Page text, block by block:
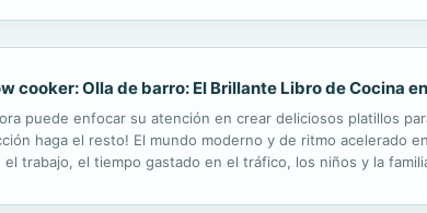
cooker: Olla de barro: El Brillante Libro de Cocina
puede enfocar su atención en crear deliciosos platillos
haga el resto! El mundo moderno y de ritmo acelerado
el trabajo, el tiempo gastado en el tráfico, los niños y la